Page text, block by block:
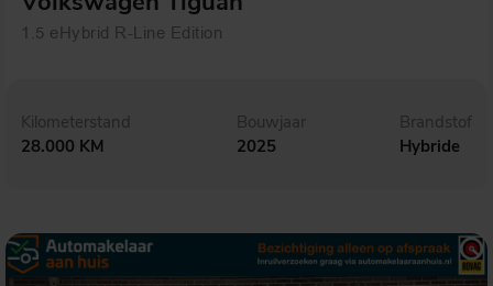
1.5 eHybrid R-Line Edition
Kilometerstand
28.000 KM
Bouwjaar
2025
Brandstof
Hybride